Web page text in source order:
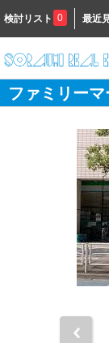
検討リスト 0 最近
ファミリー